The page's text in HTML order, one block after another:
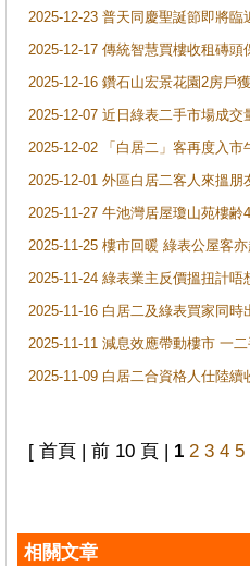
2025-12-23 普天同慶聖誕節即將
2025-12-17 傳統智慧買樓收租磚
2025-12-16 鑽石山宏景花園2房戶
2025-12-07 近日綠表二手市場成
2025-12-02 「白居二」客再度入
2025-12-01 外區白居二客人來搵
2025-11-27 牛池灣居屋瓊山苑樓
2025-11-25 樓市回暖 綠表公屋客
2025-11-24 綠表業主反價搵扭計
2025-11-16 白居二及綠表買家同
2025-11-11 減息效應帶動樓市 一
2025-11-09 白居二合資格人仕陸
[ 首頁 | 前 10 頁 | 1 2 3 4 5
相關文章